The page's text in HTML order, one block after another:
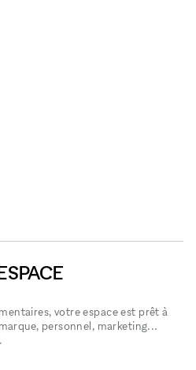
votre espace est prêt à
personnel, marketing...